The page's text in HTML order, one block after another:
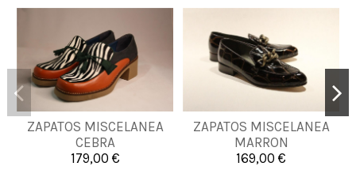
ZAPATOS MISCELANEA
CEBRA
179,00 €
35 36 37
39
ZAPATOS MISCELANEA
MARRON
169,00 €
37
Añadir al carrito